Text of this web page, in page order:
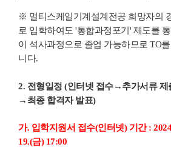
※ 멀티스케일기계설계전공 희망자의
로 입학하여도 '통합과정포기' 제도를
이 석사과정으로 졸업 가능하므로 TO
니다.
2. 전형일정 (인터넷 접수→추가서류
→최종 합격자 발표)
가. 입학지원서 접수(인터넷) 기간 :
19.(금) 17:00